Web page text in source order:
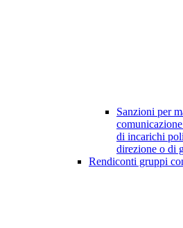
Sanzioni per
di incarichi
direzione o di
Rendiconti gruppi